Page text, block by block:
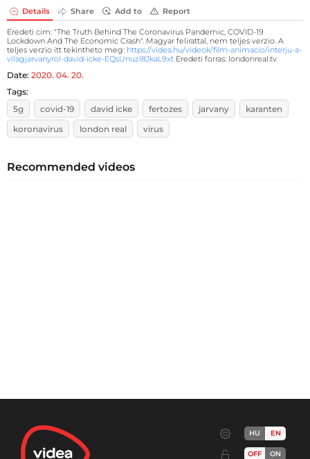
Details Share Add to Report
Eredeti cim: "The Truth Behind The Coronavirus Pandemic, COVID-19
Lockdown And The Economic Crash". Magyar felirattal, nem teljes verzio. A
teljes verzio itt tekintheto meg: https://videa.hu/videok/film-animacio/interju-a-
vilagjarvanyrol-david-icke-EQsUnuzl8JkaL9xt Eredeti forras: londonreal.tv
Date: 2020. 04. 20.
Tags:
5g
covid-19 david icke fertozes jarvany
karanten
koronavirus
london real virus
Recommended videos
HU EN
OFF ON